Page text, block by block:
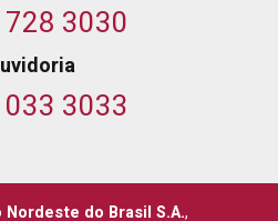
3030
3033
Nordeste do Brasil S.A.,